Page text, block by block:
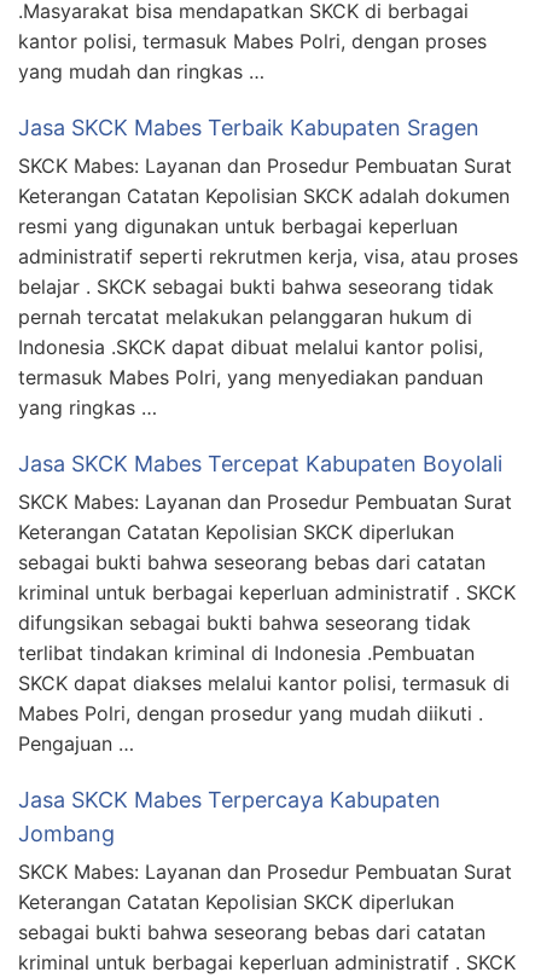
.Masyarakat bisa mendapatkan SKCK di berbagai
kantor polisi, termasuk Mabes Polri, dengan proses
yang mudah dan ringkas …
Jasa SKCK Mabes Terbaik Kabupaten Sragen
SKCK Mabes: Layanan dan Prosedur Pembuatan Surat
Keterangan Catatan Kepolisian SKCK adalah dokumen
resmi yang digunakan untuk berbagai keperluan
administratif seperti rekrutmen kerja, visa, atau proses
belajar . SKCK sebagai bukti bahwa seseorang tidak
pernah tercatat melakukan pelanggaran hukum di
Indonesia .SKCK dapat dibuat melalui kantor polisi,
termasuk Mabes Polri, yang menyediakan panduan
yang ringkas …
Jasa SKCK Mabes Tercepat Kabupaten Boyolali
SKCK Mabes: Layanan dan Prosedur Pembuatan Surat
Keterangan Catatan Kepolisian SKCK diperlukan
sebagai bukti bahwa seseorang bebas dari catatan
kriminal untuk berbagai keperluan administratif . SKCK
difungsikan sebagai bukti bahwa seseorang tidak
terlibat tindakan kriminal di Indonesia .Pembuatan
SKCK dapat diakses melalui kantor polisi, termasuk di
Mabes Polri, dengan prosedur yang mudah diikuti .
Pengajuan …
Jasa SKCK Mabes Terpercaya Kabupaten
Jombang
SKCK Mabes: Layanan dan Prosedur Pembuatan Surat
Keterangan Catatan Kepolisian SKCK diperlukan
sebagai bukti bahwa seseorang bebas dari catatan
kriminal untuk berbagai keperluan administratif . SKCK